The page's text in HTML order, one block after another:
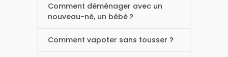
Comment déménager avec un
nouveau-né, un bébé ?
Comment vapoter sans tousser ?